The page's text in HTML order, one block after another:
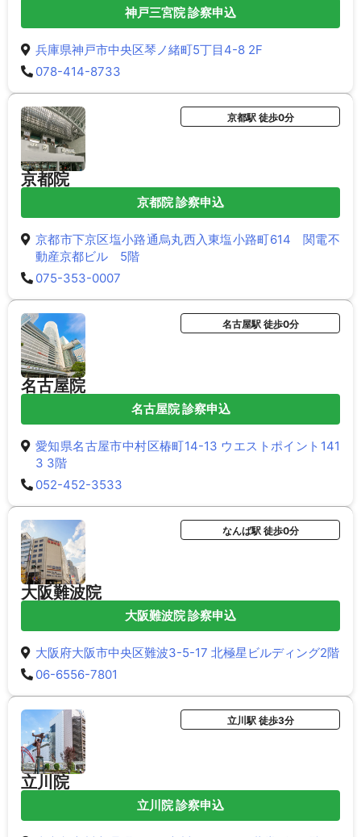
神戸三宮院 診察申込
兵庫県神戸市中央区琴ノ緒町5丁目4-8 2F
078-414-8733
京都院
京都駅 徒歩0分
京都院 診察申込
京都市下京区塩小路通烏丸西入東塩小路町614 関電不
動産京都ビル 5階
075-353-0007
名古屋院
名古屋駅 徒歩0分
名古屋院 診察申込
愛知県名古屋市中村区椿町14-13 ウエストポイント141
3 3階
052-452-3533
大阪難波院
なんば駅 徒歩0分
大阪難波院 診察申込
大阪府大阪市中央区難波3-5-17 北極星ビルディング2階
06-6556-7801
立川院
立川駅 徒歩3分
立川院 診察申込